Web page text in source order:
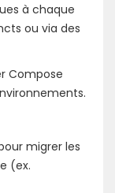
à chaque
ou via des
Compose
migrer les
(ex.